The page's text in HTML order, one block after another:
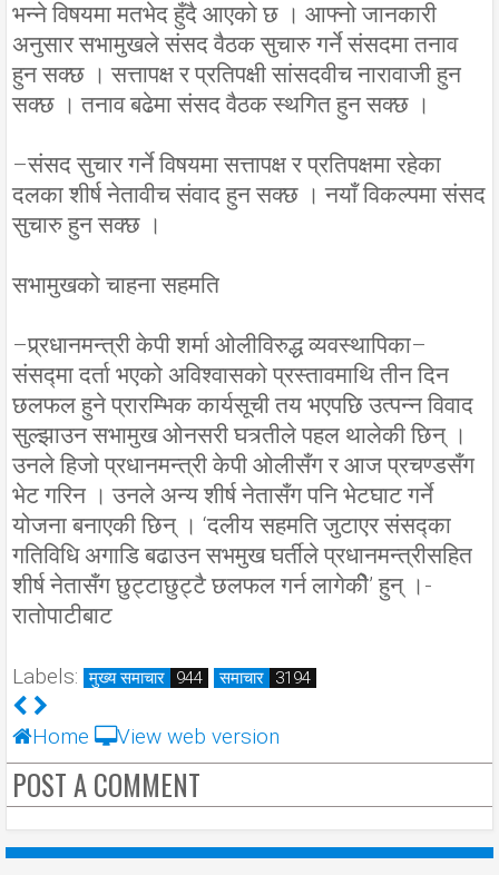
भन्ने विषयमा मतभेद हुँदै आएको छ । आफ्नो जानकारी
अनुसार सभामुखले संसद वैठक सुचारु गर्ने संसदमा तनाव
हुन सक्छ । सत्तापक्ष र प्रतिपक्षी सांसदवीच नारावाजी हुन
सक्छ । तनाव बढेमा संसद वैठक स्थगित हुन सक्छ ।
–संसद सुचार गर्ने विषयमा सत्तापक्ष र प्रतिपक्षमा रहेका
दलका शीर्ष नेतावीच संवाद हुन सक्छ । नयाँ विकल्पमा संसद
सुचारु हुन सक्छ ।
सभामुखको चाहना सहमति
–प्र्रधानमन्त्री केपी शर्मा ओलीविरुद्ध व्यवस्थापिका–
संसद्मा दर्ता भएको अविश्वासको प्रस्तावमाथि तीन दिन
छलफल हुने प्रारम्भिक कार्यसूची तय भएपछि उत्पन्न विवाद
सुल्झाउन सभामुख ओनसरी घत्र्तीले पहल थालेकी छिन् ।
उनले हिजो प्रधानमन्त्री केपी ओलीसँग र आज प्रचण्डसँग
भेट गरिन । उनले अन्य शीर्ष नेतासँग पनि भेटघाट गर्ने
योजना बनाएकी छिन् । ‘दलीय सहमति जुटाएर संसद्का
गतिविधि अगाडि बढाउन सभमुख घर्तीले प्रधानमन्त्रीसहित
शीर्ष नेतासँग छुट्टाछुट्टै छलफल गर्न लागेकीे’ हुन् ।-
रातोपाटीबाट
Labels: मुख्य समाचार 944 समाचार 3194
Home View web version
POST A COMMENT